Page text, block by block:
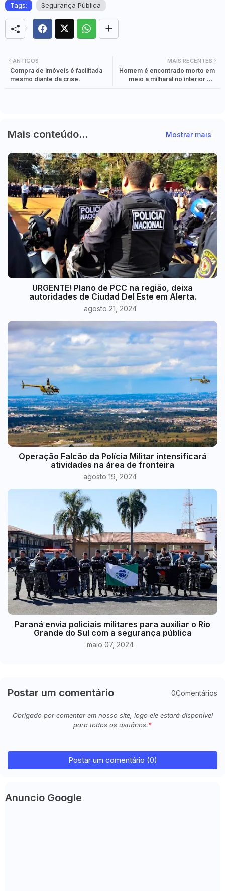
Tags: Segurança Pública
MAIS RECENTES
Homem é encontrado morto em
meio à milharal no interior de
ANTIGOS
Compra de imóveis é facilitada
mesmo diante da crise.
Mais conteúdo... Mostrar mais
URGENTE! Plano de PCC na região, deixa
autoridades de Ciudad Del Este em Alerta.
agosto 21, 2024
Operação Falcão da Polícia Militar intensificará
atividades na área de fronteira
agosto 19, 2024
Paraná envia policiais militares para auxiliar o Rio
Grande do Sul com a segurança pública
maio 07, 2024
Postar um comentário 0Comentários
Obrigado por comentar em nosso site, logo ele estará disponível
para todos os usuários.
Postar um comentário (0)
Anuncio Google